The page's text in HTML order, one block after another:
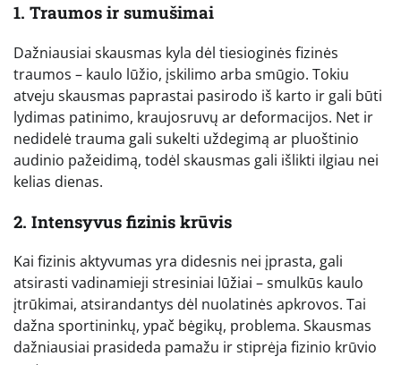
1. Traumos ir sumušimai
Dažniausiai skausmas kyla dėl tiesioginės fizinės
traumos – kaulo lūžio, įskilimo arba smūgio. Tokiu
atveju skausmas paprastai pasirodo iš karto ir gali būti
lydimas patinimo, kraujosruvų ar deformacijos. Net ir
nedidelė trauma gali sukelti uždegimą ar pluoštinio
audinio pažeidimą, todėl skausmas gali išlikti ilgiau nei
kelias dienas.
2. Intensyvus fizinis krūvis
Kai fizinis aktyvumas yra didesnis nei įprasta, gali
atsirasti vadinamieji stresiniai lūžiai – smulkūs kaulo
įtrūkimai, atsirandantys dėl nuolatinės apkrovos. Tai
dažna sportininkų, ypač bėgikų, problema. Skausmas
dažniausiai prasideda pamažu ir stiprėja fizinio krūvio